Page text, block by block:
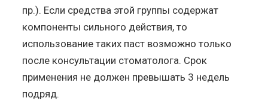
пр.). Если средства этой группы содержат
компоненты сильного действия, то
использование таких паст возможно только
после консультации стоматолога. Срок
применения не должен превышать 3 недель
подряд.